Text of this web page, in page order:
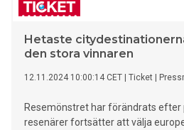
Hetaste
den stora vinnaren
12.11.2024 10:00:14 CET Ticket
Resemönstret har förändrats efter
resenärer fortsätter att välja